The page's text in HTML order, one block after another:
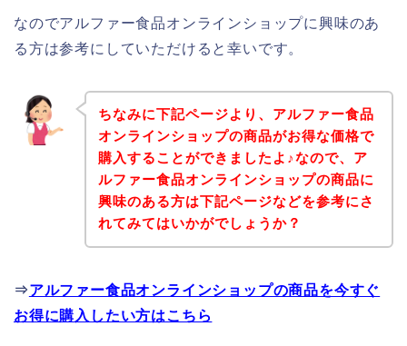
なのでアルファー食品オンラインショップに興味のあ
る方は参考にしていただけると幸いです。
ちなみに下記ページより、アルファー食品
オンラインショップの商品がお得な価格で
購入することができましたよ♪なので、ア
ルファー食品オンラインショップの商品に
興味のある方は下記ページなどを参考にさ
れてみてはいかがでしょうか？
⇒アルファー食品オンラインショップの商品を今すぐ
お得に購入したい方はこちら